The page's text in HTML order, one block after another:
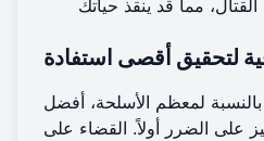
لتحقيق أقصى استفادة
بالنسبة لمعظم الأسلحة، أفضل
على الضرر أولاً. القضاء على